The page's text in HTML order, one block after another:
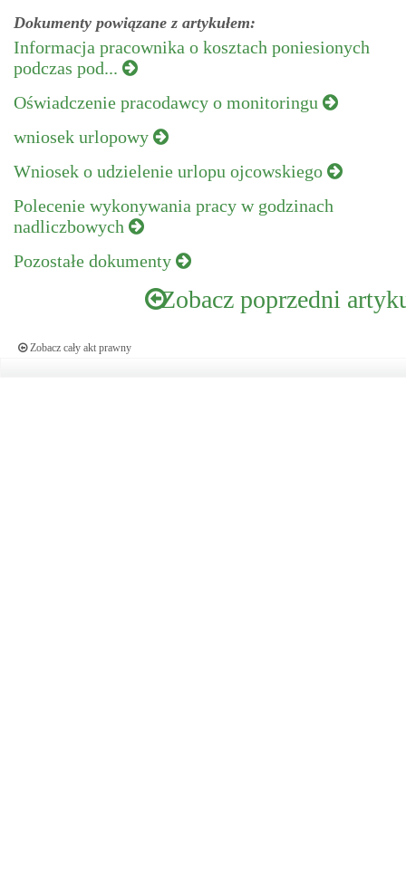
Dokumenty powiązane z artykułem:
Informacja pracownika o kosztach poniesionych
podczas pod...
Oświadczenie pracodawcy o monitoringu
wniosek urlopowy
Wniosek o udzielenie urlopu ojcowskiego
Polecenie wykonywania pracy w godzinach
nadliczbowych
Pozostałe dokumenty
Zobacz poprzedni
Zobacz cały akt prawny